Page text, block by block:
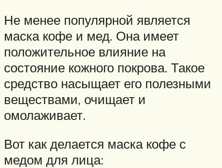
Не менее популярной является
маска кофе и мед. Она имеет
положительное влияние на
состояние кожного покрова. Такое
средство насыщает его полезными
веществами, очищает и
омолаживает.
Вот как делается маска кофе с
медом для лица: